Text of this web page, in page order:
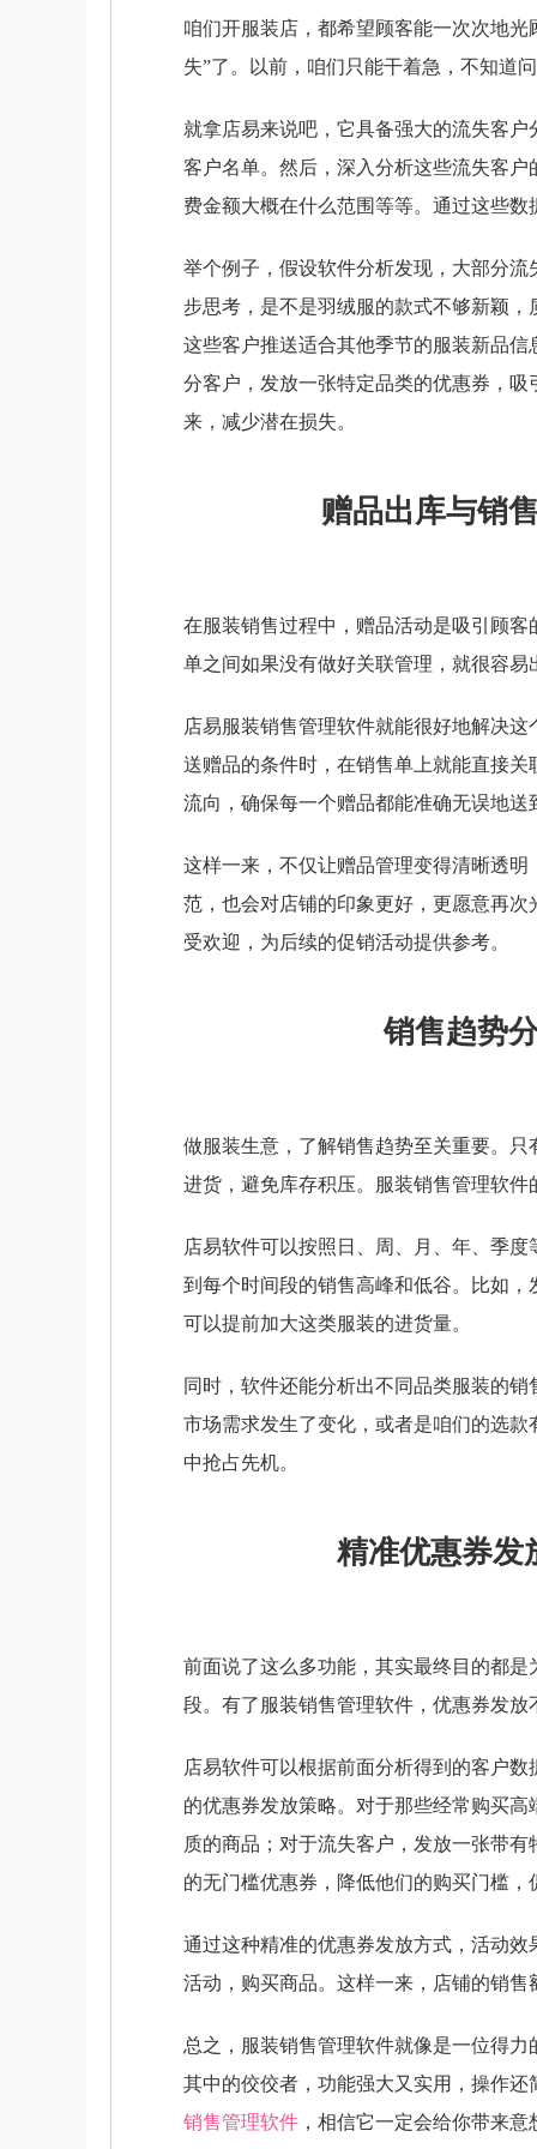
咱们开服装店，都希望顾客能一次次地
失”了。以前，咱们只能干着急，不知道
就拿店易来说吧，它具备强大的流失客
客户名单。然后，深入分析这些流失客
费金额大概在什么范围等等。通过这些
举个例子，假设软件分析发现，大部分
步思考，是不是羽绒服的款式不够新颖
这些客户推送适合其他季节的服装新品
分客户，发放一张特定品类的优惠券，
来，减少潜在损失。
赠品出库与销
在服装销售过程中，赠品活动是吸引顾
单之间如果没有做好关联管理，就很容
店易服装销售管理软件就能很好地解决
送赠品的条件时，在销售单上就能直接
流向，确保每一个赠品都能准确无误地送
这样一来，不仅让赠品管理变得清晰透
范，也会对店铺的印象更好，更愿意再
受欢迎，为后续的促销活动提供参考。
销售趋势
做服装生意，了解销售趋势至关重要。
进货，避免库存积压。服装销售管理软
店易软件可以按照日、周、月、年、季
到每个时间段的销售高峰和低谷。比如
可以提前加大这类服装的进货量。
同时，软件还能分析出不同品类服装的
市场需求发生了变化，或者是咱们的选
中抢占先机。
精准优惠券发
前面说了这么多功能，其实最终目的都
段。有了服装销售管理软件，优惠券发放
店易软件可以根据前面分析得到的客户
的优惠券发放策略。对于那些经常购买
质的商品；对于流失客户，发放一张带
的无门槛优惠券，降低他们的购买门槛，
通过这种精准的优惠券发放方式，活动
活动，购买商品。这样一来，店铺的销售
总之，服装销售管理软件就像是一位得
其中的佼佼者，功能强大又实用，操作
销售管理软件 ，相信它一定会给你带来